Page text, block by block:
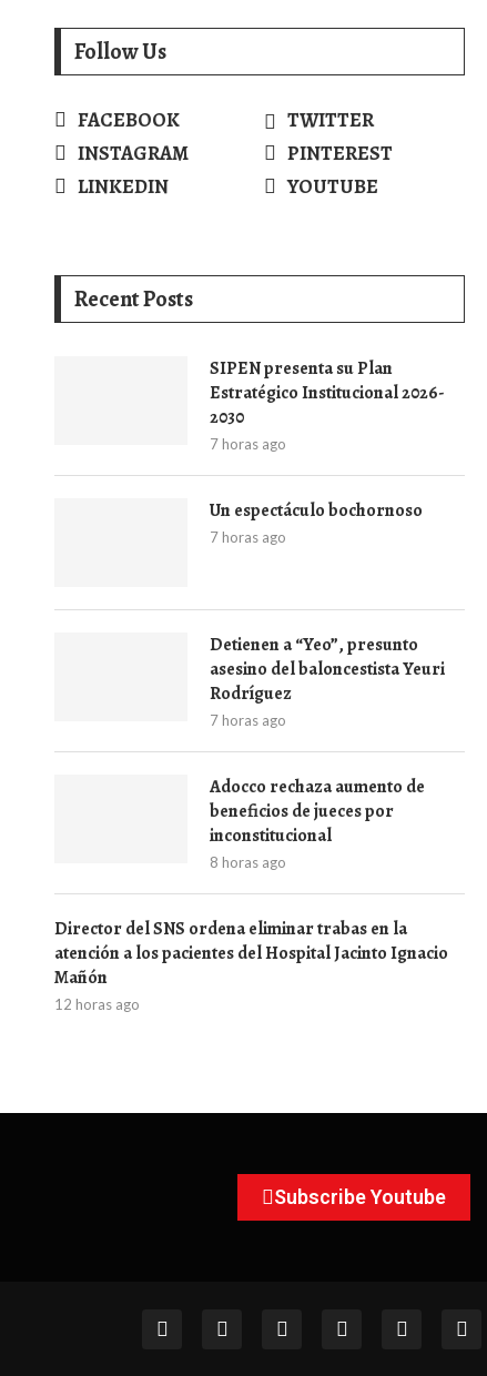
Follow Us
FACEBOOK
TWITTER
INSTAGRAM
PINTEREST
LINKEDIN
YOUTUBE
Recent Posts
SIPEN presenta su Plan
Estratégico Institucional 2026-
2030
7 horas ago
Un espectáculo bochornoso
7 horas ago
Detienen a “Yeo”, presunto
asesino del baloncestista Yeuri
Rodríguez
7 horas ago
Adocco rechaza aumento de
beneficios de jueces por
inconstitucional
8 horas ago
Director del SNS ordena eliminar trabas en la
atención a los pacientes del Hospital Jacinto Ignacio
Mañón
12 horas ago
Subscribe Youtube